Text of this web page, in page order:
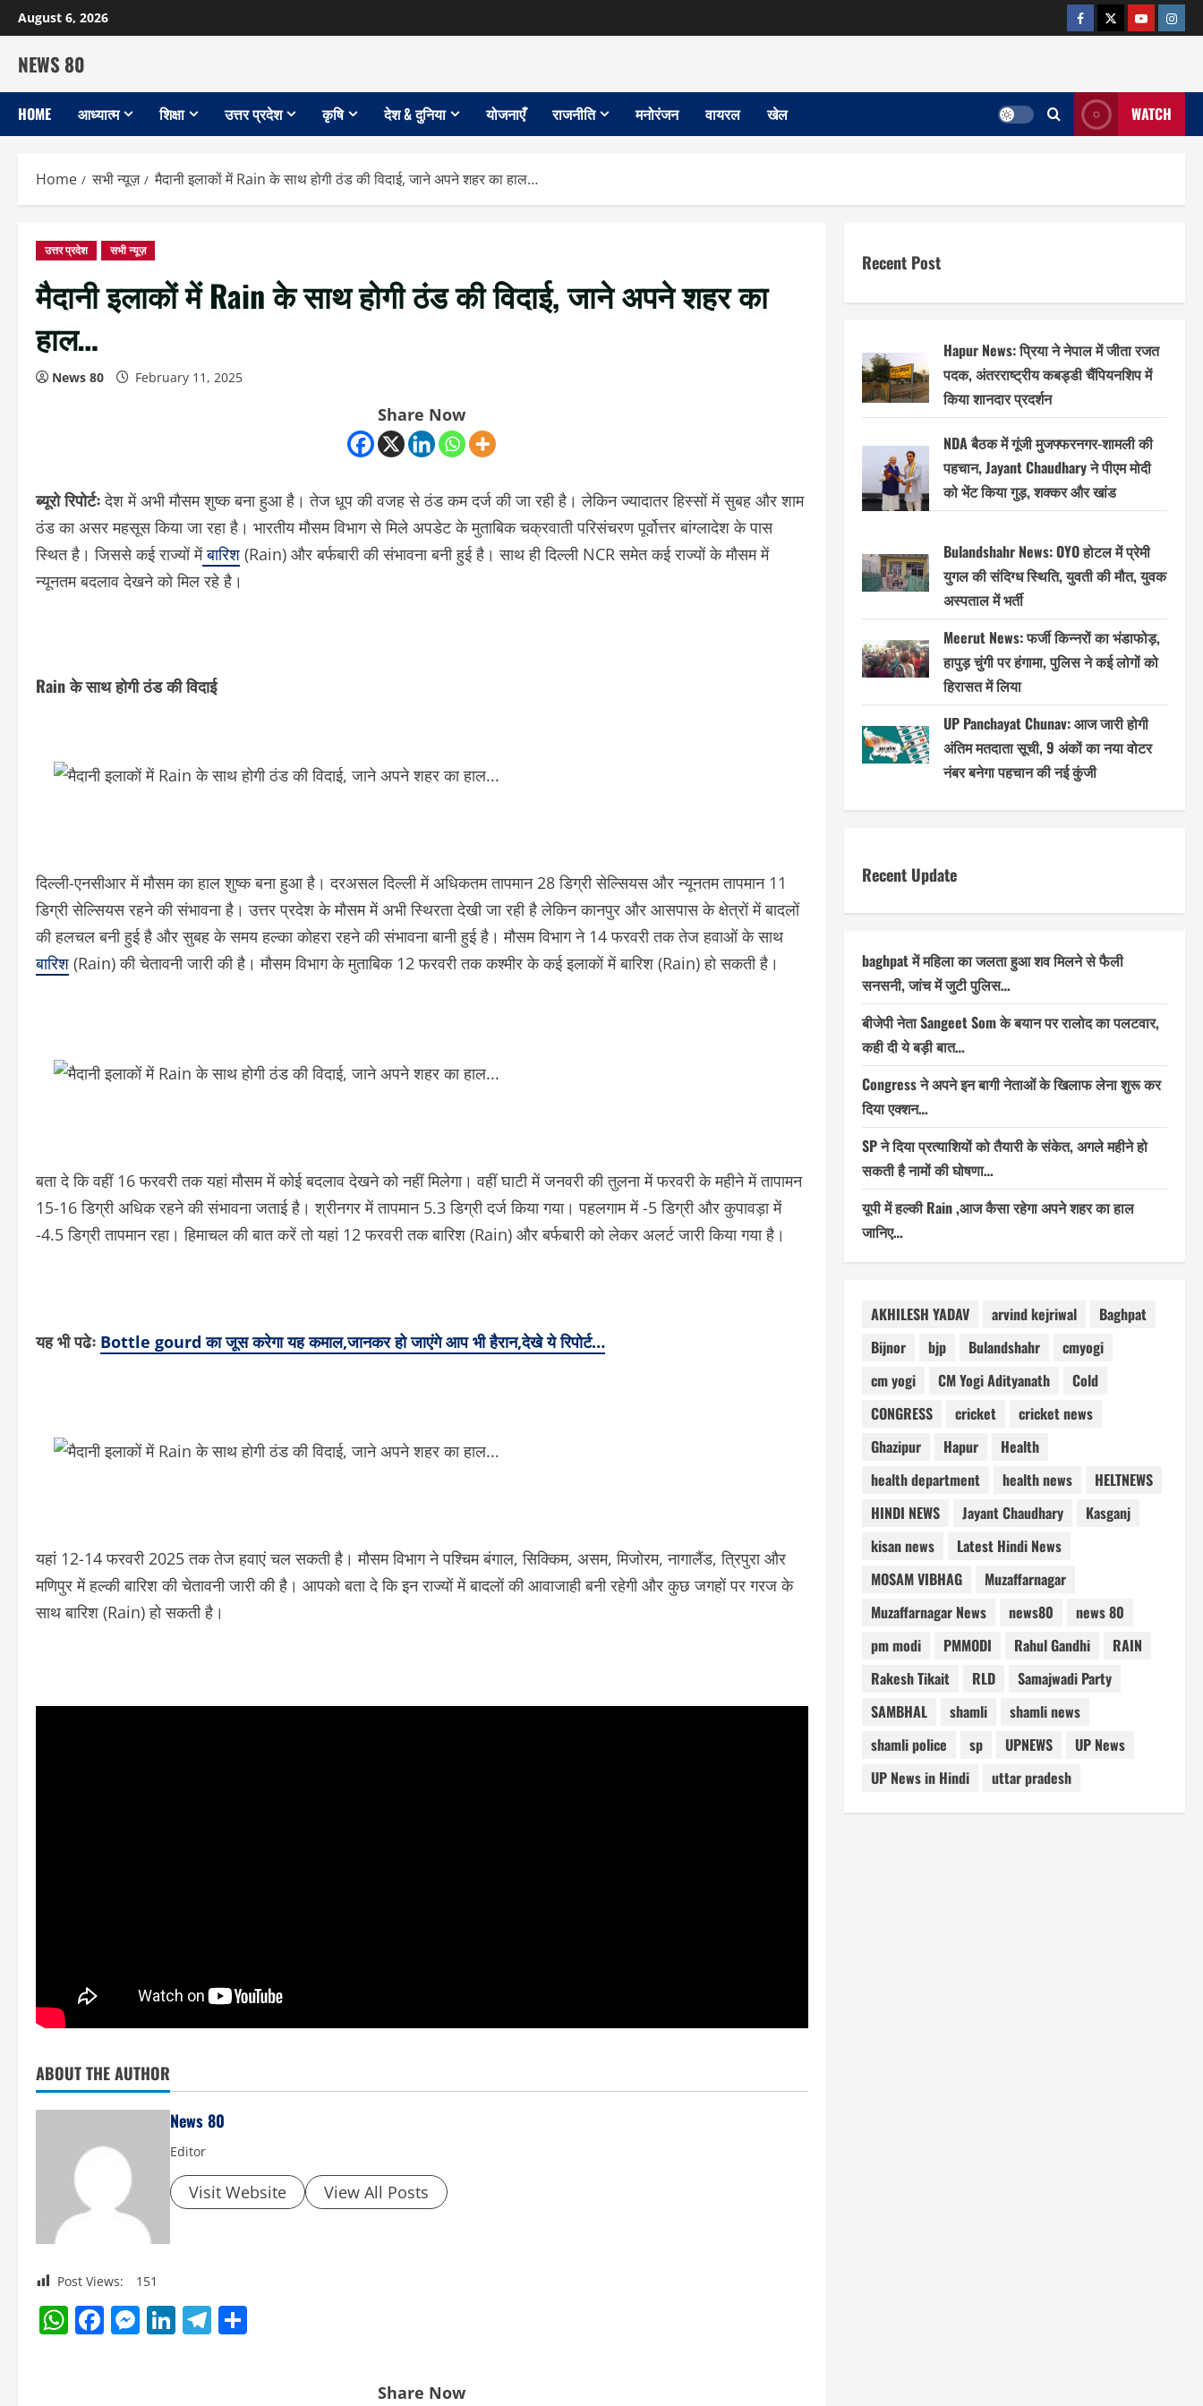
Skip
to
content
August 6, 2026 facebooktwitter
NEWS 80
HOME आध्यात्म शिक्षा उत्तर प्रदेश कृषि देश & दुनिया योजनाएँ राजनीति मनोरंजन वायरल खेल WATCH
Home सभी न्यूज़ मैदानी इलाकों में Rain के साथ होगी ठंड की विदाई, जाने अपने शहर का हाल…
उत्तर प्रदेश सभी न्यूज़
मैदानी इलाकों में Rain के साथ होगी ठंड की विदाई, जाने अपने शहर का
हाल…
News 80 February 11, 2025
Share Now
ब्यूरो रिपोर्टःदेश में अभी मौसम शुष्क बना हुआ है। तेज धूप की वजह से ठंड कम दर्ज की जा रही है। लेकिन ज्यादातर हिस्सों में सुबह और शाम
ठंड का असर महसूस किया जा रहा है। भारतीय मौसम विभाग से मिले अपडेट के मुताबिक चक्रवाती परिसंचरण पूर्वोत्तर बांग्लादेश के पास
स्थित है। जिससे कई राज्यों मेंबारिश (Rain) और बर्फबारी की संभावना बनी हुई है। साथ ही दिल्ली NCR समेत कई राज्यों के मौसम में
न्यूनतम बदलाव देखने को मिल रहे है।
Rain के साथ होगी ठंड की विदाई
दिल्ली-एनसीआर में मौसम का हाल शुष्क बना हुआ है। दरअसल दिल्ली में अधिकतम तापमान 28 डिग्री सेल्सियस और न्यूनतम तापमान 11
डिग्री सेल्सियस रहने की संभावना है। उत्तर प्रदेश के मौसम में अभी स्थिरता देखी जा रही है लेकिन कानपुर और आसपास के क्षेत्रों में बादलों
की हलचल बनी हुई है और सुबह के समय हल्का कोहरा रहने की संभावना बानी हुई है। मौसम विभाग ने 14 फरवरी तक तेज हवाओं के साथ
बारिश (Rain) की चेतावनी जारी की है। मौसम विभाग के मुताबिक 12 फरवरी तक कश्मीर के कई इलाकों में बारिश (Rain) हो सकती है।
बता दे कि वहीं 16 फरवरी तक यहां मौसम में कोई बदलाव देखने को नहीं मिलेगा। वहीं घाटी में जनवरी की तुलना में फरवरी के महीने में तापामन
15-16 डिग्री अधिक रहने की संभावना जताई है। श्रीनगर में तापमान 5.3 डिग्री दर्ज किया गया। पहलगाम में -5 डिग्री और कुपावड़ा में
-4.5 डिग्री तापमान रहा। हिमाचल की बात करें तो यहां 12 फरवरी तक बारिश (Rain) और बर्फबारी को लेकर अलर्ट जारी किया गया है।
यह भी पढेः Bottle gourd का जूस करेगा यह कमाल,जानकर हो जाएंगे आप भी हैरान,देखे ये रिपोर्ट…
यहां 12-14 फरवरी 2025 तक तेज हवाएं चल सकती है। मौसम विभाग ने पश्चिम बंगाल, सिक्किम, असम, मिजोरम, नागालैंड, त्रिपुरा और
मणिपुर में हल्की बारिश की चेतावनी जारी की है। आपको बता दे कि इन राज्यों में बादलों की आवाजाही बनी रहेगी और कुछ जगहों पर गरज के
साथ बारिश (Rain) हो सकती है।
ABOUT THE AUTHOR
News 80
Editor
Visit Website View All Posts
Post Views: 151
WhatsApp
Facebook
Messenger
LinkedIn
Telegram
Share Now
Recent Post
Hapur News: प्रिया ने नेपाल में जीता रजत
पदक, अंतरराष्ट्रीय कबड्डी चैंपियनशिप में
किया शानदार प्रदर्शन
NDA बैठक में गूंजी मुजफ्फरनगर-शामली की
पहचान, Jayant Chaudhary ने पीएम मोदी
को भेंट किया गुड़, शक्कर और खांड
Bulandshahr News: OYO होटल में प्रेमी
युगल की संदिग्ध स्थिति, युवती की मौत, युवक
अस्पताल में भर्ती
Meerut News: फर्जी किन्नरों का भंडाफोड़,
हापुड़ चुंगी पर हंगामा, पुलिस ने कई लोगों को
हिरासत में लिया
UP Panchayat Chunav: आज जारी होगी
अंतिम मतदाता सूची, 9 अंकों का नया वोटर
नंबर बनेगा पहचान की नई कुंजी
Recent Update
baghpat में महिला का जलता हुआ शव मिलने से फैली
सनसनी, जांच में जुटी पुलिस…
बीजेपी नेता Sangeet Som के बयान पर रालोद का पलटवार,
कही दी ये बड़ी बात…
Congress ने अपने इन बागी नेताओं के खिलाफ लेना शुरू कर
दिया एक्शन…
SP ने दिया प्रत्याशियों को तैयारी के संकेत, अगले महीने हो
सकती है नामों की घोषणा…
यूपी में हल्की Rain ,आज कैसा रहेगा अपने शहर का हाल
जानिए…
AKHILESH YADAV arvind kejriwal
Baghpat
Bijnor
bjp Bulandshahr
cmyogi
cm yogi
CM Yogi Adityanath
Cold
CONGRESS
cricket
cricket news
Ghazipur
Hapur
Health
health department
health news
HELTNEWS
HINDI NEWS
Jayant Chaudhary
Kasganj
kisan news
Latest Hindi News
MOSAM VIBHAG
Muzaffarnagar
Muzaffarnagar News
news80
news 80
pm modi
PMMODI Rahul Gandhi
RAIN
Rakesh Tikait
RLD
Samajwadi Party
SAMBHAL
shamli
shamli news
shamli police
sp UPNEWS
UP News
UP News in Hindi
uttar pradesh